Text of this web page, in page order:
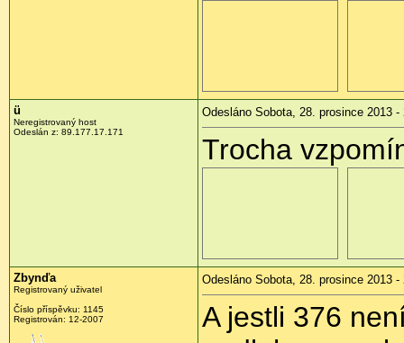
ü
Neregistrovaný host
Odeslán z: 89.177.17.171
Odesláno Sobota, 28. prosince 2013 -
Trocha
Zbynďa
Registrovaný uživatel
Číslo příspěvku: 1145
Registrován: 12-2007
Odesláno Sobota, 28. prosince 2013 -
A jestli 376